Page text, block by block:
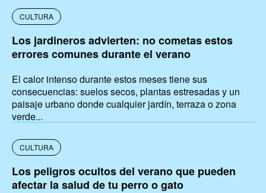
CULTURA
Los jardineros advierten: no cometas estos
errores comunes durante el verano
El calor intenso durante estos meses tiene sus
consecuencias: suelos secos, plantas estresadas y un
paisaje urbano donde cualquier jardín, terraza o zona
verde...
CULTURA
Los peligros ocultos del verano que pueden
afectar la salud de tu perro o gato